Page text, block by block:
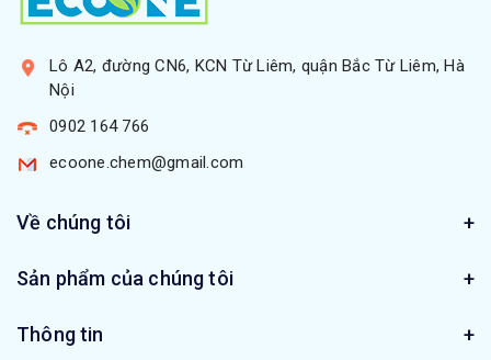
Lô A2, đường CN6, KCN Từ Liêm, quận Bắc Từ Liêm, Hà
Nội
0902 164 766
ecoone.chem@gmail.com
Về chúng tôi
Sản phẩm của chúng tôi
Thông tin